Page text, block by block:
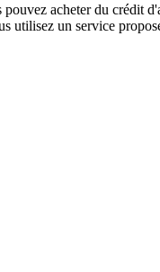
acheter du crédit
utilisez un service